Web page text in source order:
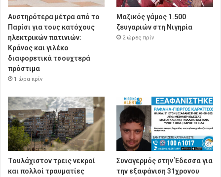
Αυστηρότερα μέτρα από το
Παρίσι για τους κατόχους
ηλεκτρικών πατινιών:
Κράνος και γιλέκο
διαφορετικά τσουχτερά
πρόστιμα
1 ώρα πρίν
Μαζικός γάμος 1.500
ζευγαριών στη Νιγηρία
2 ώρες πρίν
Τουλάχιστον τρεις νεκροί
και πολλοί τραυματίες
Συναγερμός στην Έδεσσα για
την εξαφάνιση 31χρονου